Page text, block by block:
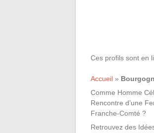
Ces profils sont en
Accueil »
Comme Homme
Rencontre d’une
Franche-Comté ?
Retrouvez des